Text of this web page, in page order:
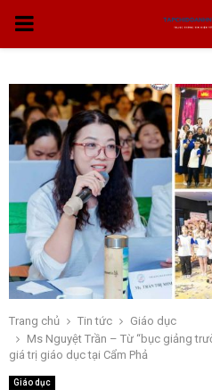
THỰC
CHÍNH
Trang chủ Tin tức
Giáo dục
Ms Nguyệt Trần – Từ “bục giảng
giá trị giáo dục tại Cẩm Phả
Giáo dục